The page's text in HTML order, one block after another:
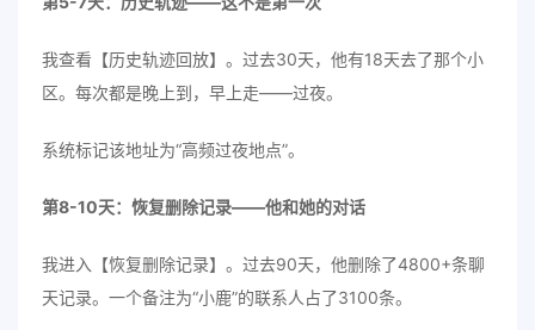
我查看【历史轨迹回放】。过去30天，他有18天去了那个小
区。每次都是晚上到，早上走——过夜。
系统标记该地址为“高频过夜地点”。
第8-10天：恢复删除记录——他和她的对话
我进入【恢复删除记录】。过去90天，他删除了4800+条聊
天记录。一个备注为“小鹿”的联系人占了3100条。